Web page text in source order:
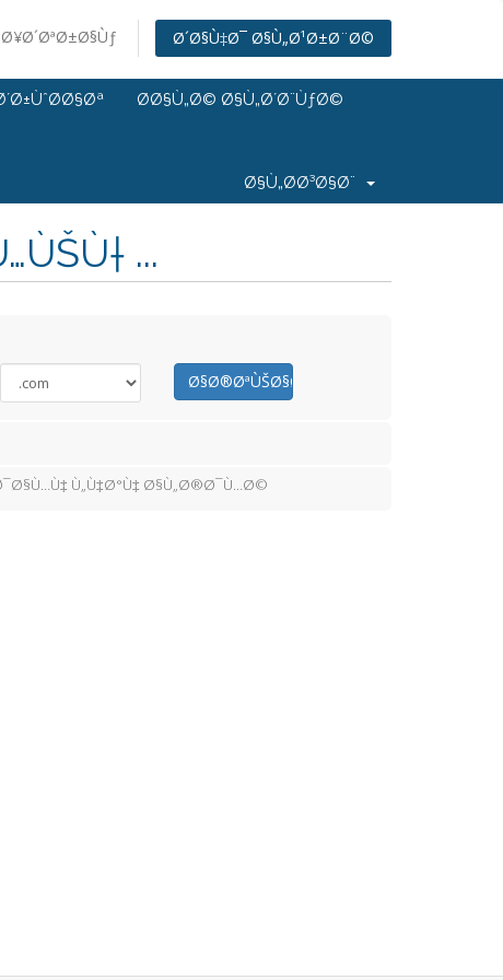
Ø´Ø§Ù‡Ø¯ Ø§Ù„Ø¹Ø±Ø¨Ø©
Ø­Ø§Ù„Ø© Ø§Ù„Ø´Ø¨ÙƒØ©
Ø§Ù„Ø­Ø³Ø§Ø¨
...
Ø§Ø®ØªÙŠØ§Ø±
Ù„Ù‡Ø°Ù‡ Ø§Ù„Ø®Ø¯Ù…Ø©